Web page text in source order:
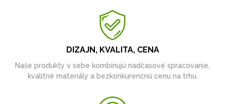
DIZAJN, KVALITA, CENA
Naše produkty v sebe kombinujú nadčasové spracovanie,
kvalitné materiály a bezkonkurenčnú cenu na trhu.